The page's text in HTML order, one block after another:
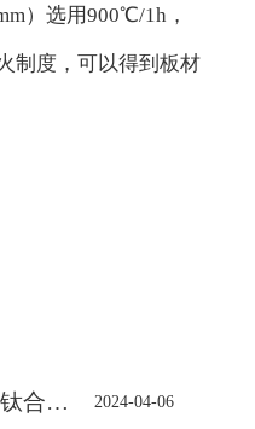
）选用900℃/1h，
制度，可以得到板材
2024-04-06
焊后热处理对TA15钛合金厚板焊接接头弯曲性能的影响